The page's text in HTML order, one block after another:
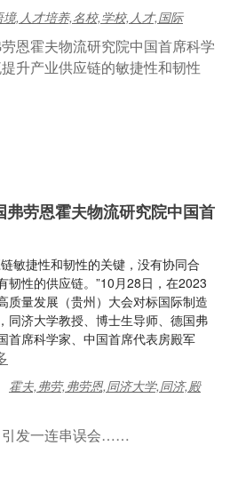
境,人才培养,名校,学校,人才,国际
弗劳恩霍夫物流研究院中国首
敏捷性和韧性的关键，没有协同合
韧性的供应链。”10月28日，在2023
质量发展（贵州）大会对标国际制造
同济大学教授、博士生导师、德国弗
首席科学家、中国首席代表房殿军
霍夫,弗劳,弗劳恩,同济大学,同济,殿